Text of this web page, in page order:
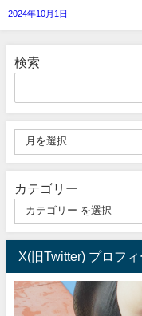
2024年10月1日
検索
カテゴリー
X(旧Twitter) プロフ